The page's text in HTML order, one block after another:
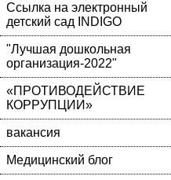
Ссылка на электронный
детский сад INDIGO
"Лучшая дошкольная
организация-2022"
«ПРОТИВОДЕЙСТВИЕ
КОРРУПЦИИ»
вакансия
Медицинский блог